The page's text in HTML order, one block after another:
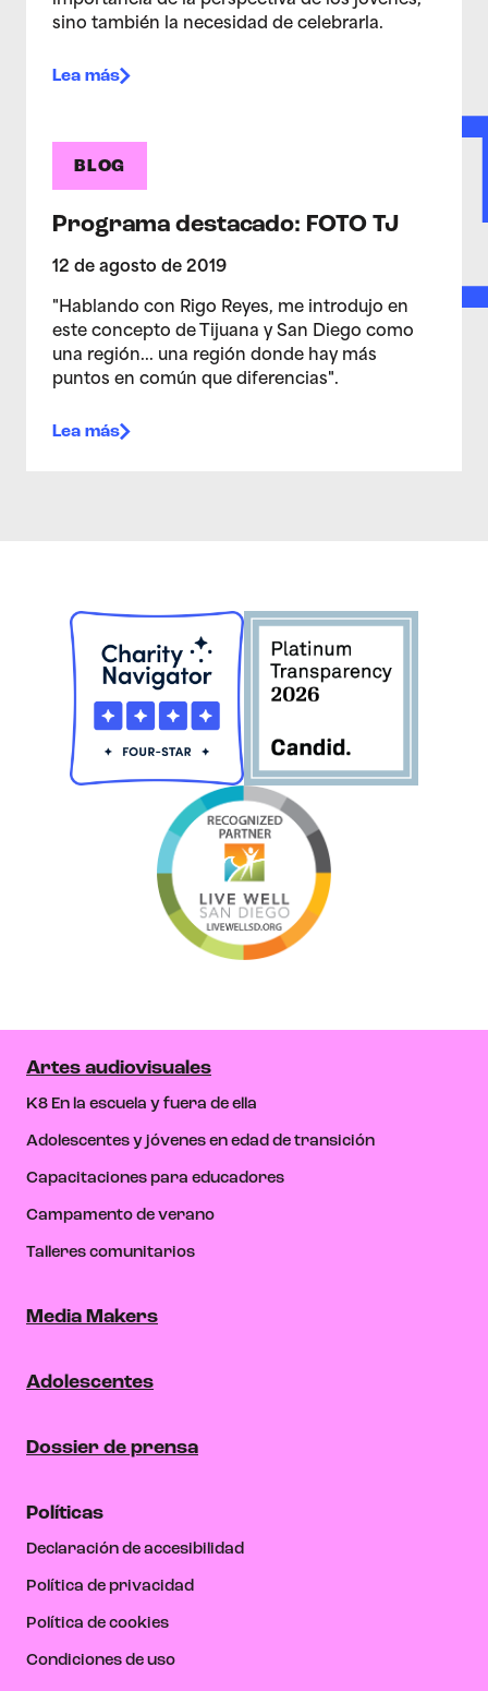
sino también la necesidad de celebrarla.
Lea más
BLOG
Programa destacado: FOTO TJ
12 de agosto de 2019
"Hablando con Rigo Reyes, me introdujo en
este concepto de Tijuana y San Diego como
una región... una región donde hay más
puntos en común que diferencias".
Lea más
Artes audiovisuales
K8 En la escuela y fuera de ella
Adolescentes y jóvenes en edad de transición
Capacitaciones para educadores
Campamento de verano
Talleres comunitarios
Media Makers
Adolescentes
Dossier de prensa
Políticas
Declaración de accesibilidad
Política de privacidad
Política de cookies
Condiciones de uso